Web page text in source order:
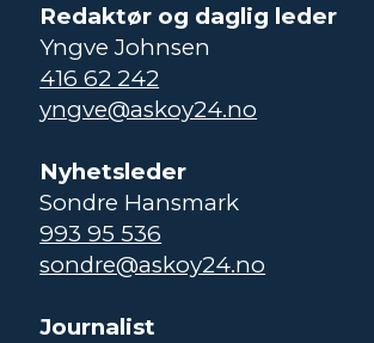
Redaktør og daglig leder
Yngve Johnsen
416 62 242
yngve@askoy24.no
Nyhetsleder
Sondre Hansmark
993 95 536
sondre@askoy24.no
Journalist